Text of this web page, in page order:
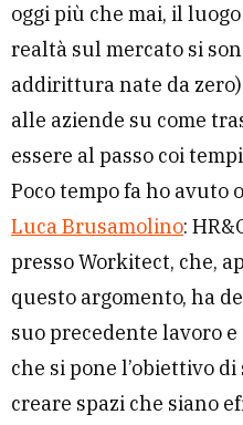
oggi più che mai, il
realtà sul mercato si
addirittura nate da
alle aziende su come
essere al passo coi
Poco tempo fa ho avuto
Luca Brusamolino:
presso Workitect, che,
questo argomento, ha
suo precedente lavoro
che si pone l’obiettivo
creare spazi che siano